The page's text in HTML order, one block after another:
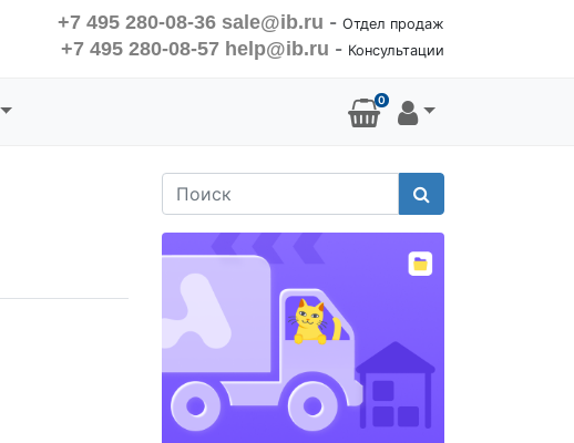
+7 495 280-08-36 sale@ib.ru - Отдел продаж
+7 495 280-08-57 help@ib.ru - Консультации
0
Поиск